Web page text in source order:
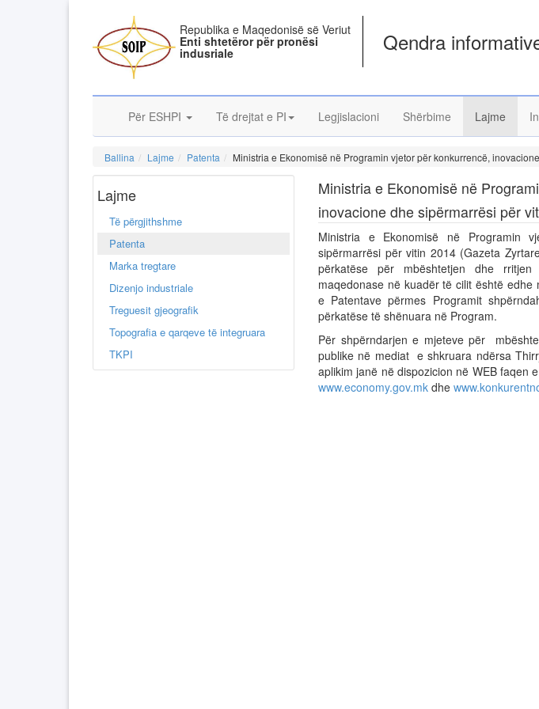
Republika e Maqedonisë së Veriut
Enti shtetëror për pronësi
indusriale Qendra
Për ESHPI Të drejtat e PI Legjislacioni Shërbime Lajme
Ballina Lajme Patenta Ministria e Ekonomisë në Programin vjetor për konkurrencë,
Lajme
Të përgjithshme
Patenta
Marka tregtare
Dizenjo industriale
Treguesit gjeografik
Topografia e qarqeve të integruara
TKPI
Ministria e Ekonomisë në
inovacione dhe sipërmarrësi për
Ministria e Ekonomisë në Programin
sipërmarrësi për vitin 2014 (Gazeta
përkatëse për mbështetjen dhe
maqedonase në kuadër të cilit është
e Patentave përmes Programit
përkatëse të shënuara në Program.
Për shpërndarjen e mjeteve për
publike në mediat e shkruara ndërsa
aplikim janë në dispozicion në WEB faqen
www.economy.gov.mk dhe